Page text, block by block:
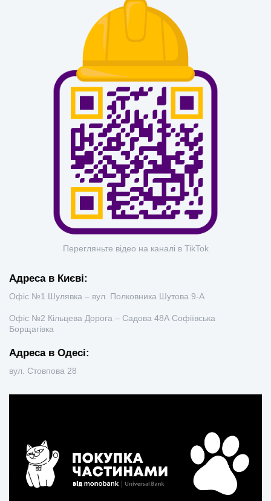
Перегляньте відео на каналі в TikTok
Адреса в Києві:
Офіс №1 Шулявка – вул. Полковника Шутова 9-А
Офіс №2 Кільцева Дорога – Садова 48А Софіївська
Борщагівка
Адреса в Одесі:
вул. Стовпова 28